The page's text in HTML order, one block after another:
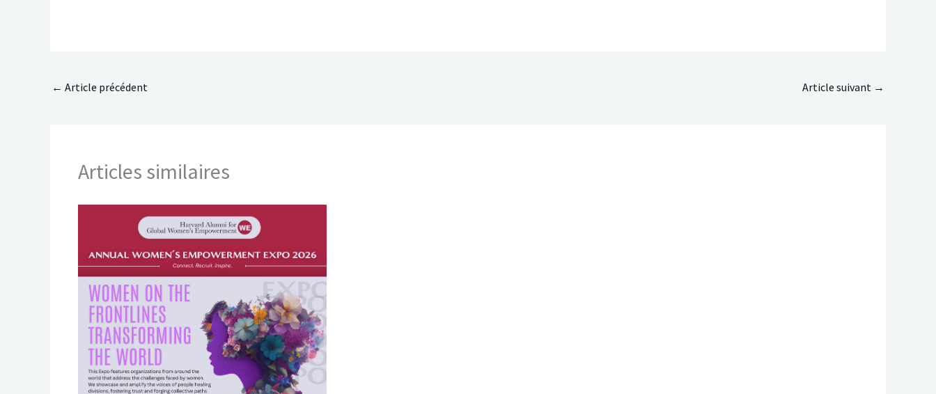
← Article précédent Article suivant →
Articles similaires